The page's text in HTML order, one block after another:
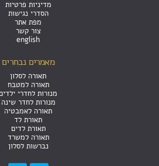
מדיניות פרטיות
הסדרי נגישות
מפת אתר
צור קשר
english
מאמרים נבחרים
תאורה לסלון
תאורה למטבח
מנורות לחדרי
מנורות לחדר שינה
תאורה לאמבטיה
תאורת לד
תאורת לדים
תאורה למשרד
נברשות לסלון